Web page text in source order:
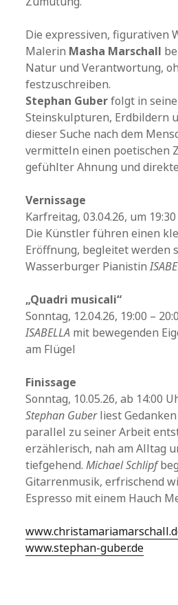
Die expressiven, figurativen
Malerin Masha Marschall
Natur und Verantwortung,
festzuschreiben.
Stephan Guberfolgt in
Steinskulpturen, Erdbildern
dieser Suche nach dem
vermitteln einen poetischen
gefühlter Ahnung und
Vernissage
Karfreitag, 03.04.26, um
Die Künstler führen einen
Eröffnung, begleitet werden
Wasserburger Pianistin
„Quadri musicali“
Sonntag, 12.04.26, 19:00 –
ISABELLA mit bewegenden
am Flügel
Finissage
Sonntag, 10.05.26, ab 14:00
Stephan Guberliest
parallel zu seiner Arbeit
erzählerisch, nah am Alltag
tiefgehend.Michael Schlipf
Gitarrenmusik, erfrischend
Espresso mit einem Hauch
www.stephan-guber.de